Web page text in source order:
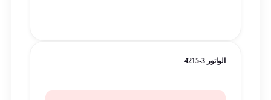
الواتور 3-4215